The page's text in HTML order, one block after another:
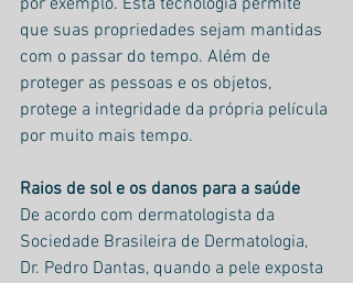
por exemplo. Esta tecnologia permite
que suas propriedades sejam mantidas
com o passar do tempo. Além de
proteger as pessoas e os objetos,
protege a integridade da própria película
por muito mais tempo.
Raios de sol e os danos para a saúde
De acordo com dermatologista da
Sociedade Brasileira de Dermatologia,
Dr. Pedro Dantas, quando a pele exposta